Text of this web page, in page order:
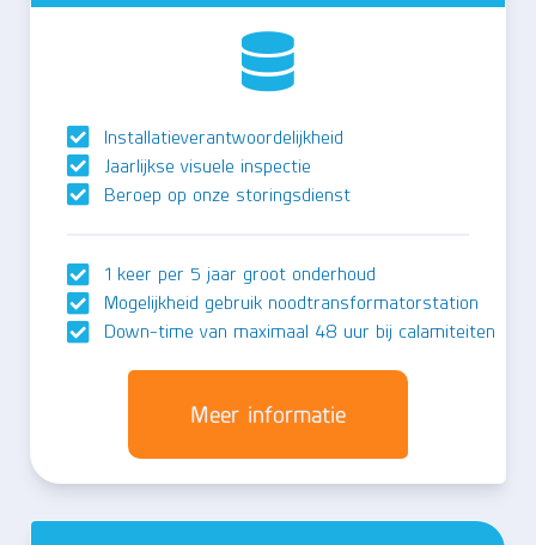
Installatieverantwoordelijkheid
Jaarlijkse visuele inspectie
Beroep op onze storingsdienst
1 keer per 5 jaar groot onderhoud
Mogelijkheid gebruik noodtransformatorstation
Down-time van maximaal 48 uur bij calamiteiten
Meer informatie